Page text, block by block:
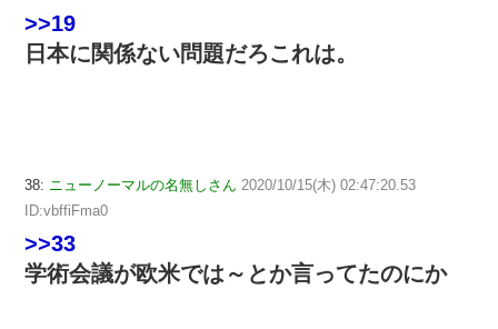
>>19
日本に関係ない問題だろこれは。
38: ニューノーマルの名無しさん 2020/10/15(木) 02:47:20.53
ID:vbffiFma0
>>33
学術会議が欧米では～とか言ってたのにか